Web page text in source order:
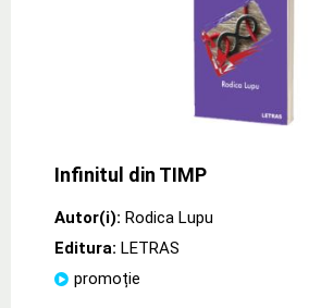
Infinitul din TIMP
Autor(i): Rodica Lupu
Editura: LETRAS
promoție